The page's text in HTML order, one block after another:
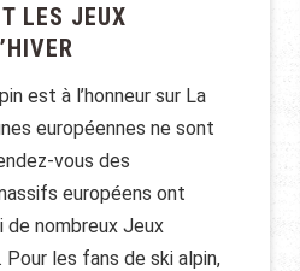
LES JEUX
est à l’honneur sur La
européennes ne sont
vous des
européens ont
nombreux Jeux
Pour les fans de ski alpin,